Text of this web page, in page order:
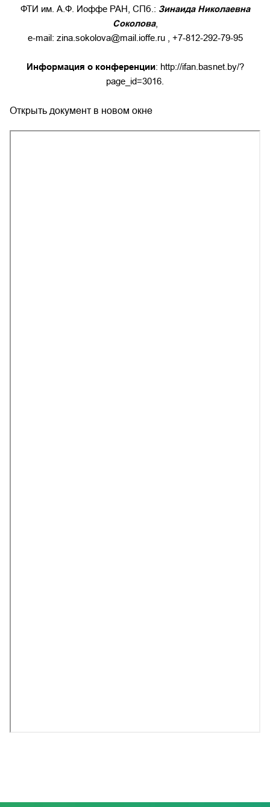
ФТИ им. А.Ф. Иоффе РАН, СПб.: Зинаида Николаевна
Соколова,
e-mail: zina.sokolova@mail.ioffe.ru, +7-812-292-79-95
Информация о конференции: http://ifan.basnet.by/?
page_id=3016
Открыть документ в новом окне